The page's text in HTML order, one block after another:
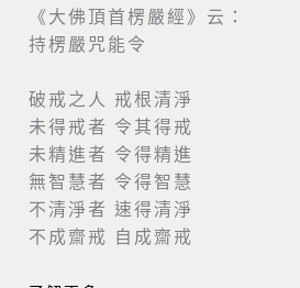
《大佛頂首楞嚴經》云：
持楞嚴咒能令
破戒之人 戒根清淨
未得戒者 令其得戒
未精進者 令得精進
無智慧者 令得智慧
不清淨者 速得清淨
不成齋戒 自成齋戒